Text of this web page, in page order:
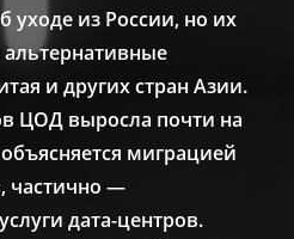
уходе из России, но их
и других стран Азии.
ЦОД выросла почти на
миграцией
частично —
дата-центров.